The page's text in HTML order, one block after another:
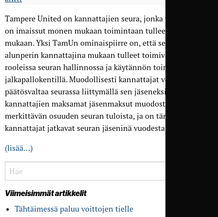
Tampere United on kannattajien seura, jonka yhteisöllisyys
on imaissut monen mukaan toimintaan tulleen tiiviisti
mukaan. Yksi TamUn ominaispiirre on, että seuraan
alunperin kannattajina mukaan tulleet toimivat erilaisissa
rooleissa seuran hallinnossa ja käytännön toiminnassa
jalkapallokentillä. Muodollisesti kannattajat voivat käyttää
päätösvaltaa seurassa liittymällä sen jäseneksi. Toisaalta
kannattajien maksamat jäsenmaksut muodostavat
merkittävän osuuden seuran tuloista, ja on tärkeää että
kannattajat jatkavat seuran jäseninä vuodesta toiseen.
(lisää…)
Viimeisimmät artikkelit
Tähtäimessä paluu voittojen tielle